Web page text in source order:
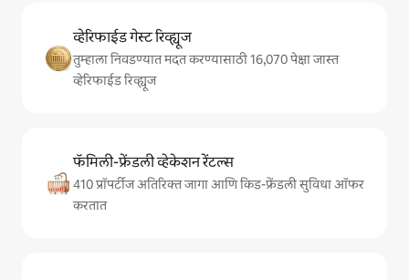
व्हेरिफाईड गेस्ट रिव्ह्यूज
तुम्हाला निवडण्यात मदत करण्यासाठी 16,070 पेक्षा जास्त
व्हेरिफाईड रिव्ह्यूज
फॅमिली-फ्रेंडली व्हेकेशन रेंटल्स
410 प्रॉपर्टीज अतिरिक्त जागा आणि किड-फ्रेंडली सुविधा ऑफर
करतात